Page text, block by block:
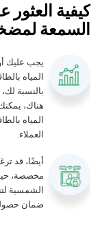
السمعة
يجب عليك
المياه
بالنسبة
هناك،
المياه
العملاء.
أيضًا، قد
مخصصة،
الشمسية
ضمان